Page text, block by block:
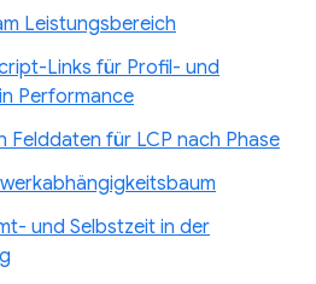
Leistungsbereich
Links für Profil- und
Performance
Felddaten für LCP nach Phase
und Selbstzeit in der